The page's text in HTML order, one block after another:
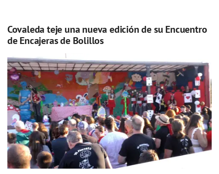
Covaleda teje una nueva edición de su Encuentro
de Encajeras de Bolillos